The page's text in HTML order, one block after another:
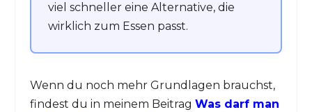
viel schneller eine Alternative, die
wirklich zum Essen passt.
Wenn du noch mehr Grundlagen brauchst,
findest du in meinem Beitrag Was darf man